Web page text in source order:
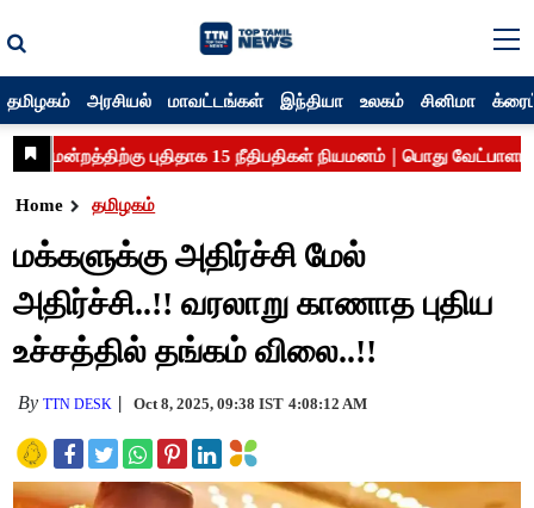
தமிழகம் அரசியல் மாவட்டங்கள் இந்தியா உலகம் சினிமா
Home தமிழகம்
மக்களுக்கு அதிர்ச்சி மேல்
அதிர்ச்சி..!! வரலாறு காணாத புதிய
உச்சத்தில் தங்கம் விலை..!!
ByTTN DESK Oct 8, 2025, 09:38 IST 4:08:12 AM